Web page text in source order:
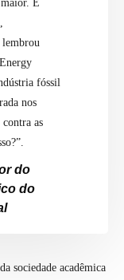
E
lembrou
fóssil
nos
as
do
do
sociedade acadêmica